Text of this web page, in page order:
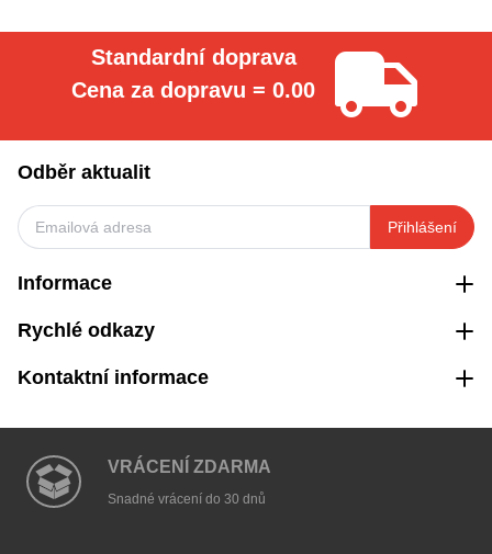
Standardní doprava
Cena za dopravu = 0.00
Odběr aktualit
Přihlášení
Informace
Rychlé odkazy
Kontaktní informace
VRÁCENÍ ZDARMA
Snadné vrácení do 30 dnů